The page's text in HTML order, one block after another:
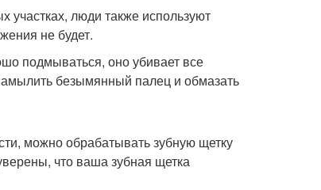
участках, люди также используют
не будет.
подмываться, оно убивает все
безымянный палец и обмазать
можно обрабатывать зубную щетку
что ваша зубная щетка